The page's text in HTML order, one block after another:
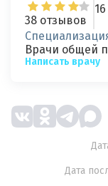
38 отзывов
Врачи общей
Написать врачу
Дата